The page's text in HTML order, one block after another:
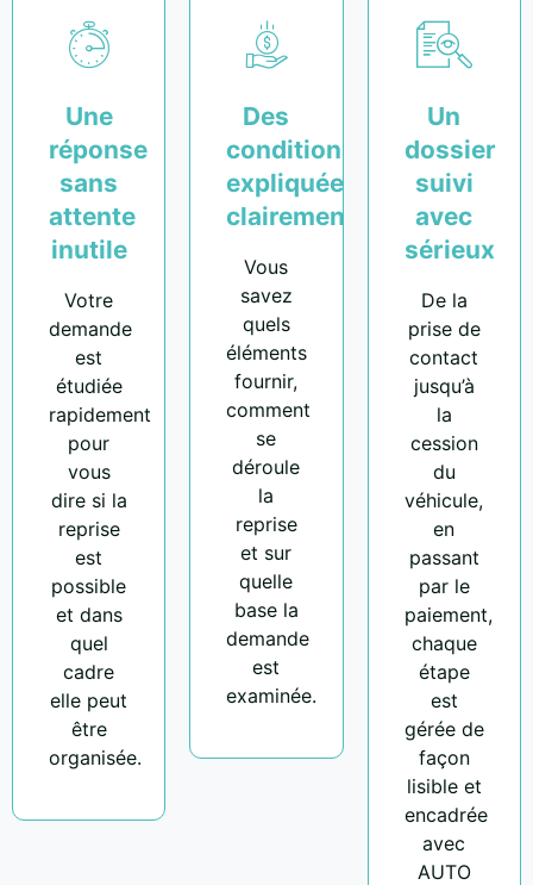
Une
réponse
sans
attente
inutile
Votre
demande
est
étudiée
rapidement
pour
vous
dire si la
reprise
est
possible
et dans
quel
cadre
elle peut
être
organisée.
Des
conditions
expliquées
clairement
Vous
savez
quels
éléments
fournir,
comment
se
déroule
la
reprise
et sur
quelle
base la
demande
est
examinée.
Un
dossier
suivi
avec
sérieux
De la
prise de
contact
jusqu’à
la
cession
du
véhicule,
en
passant
par le
paiement,
chaque
étape
est
gérée de
façon
lisible et
encadrée
avec
AUTO